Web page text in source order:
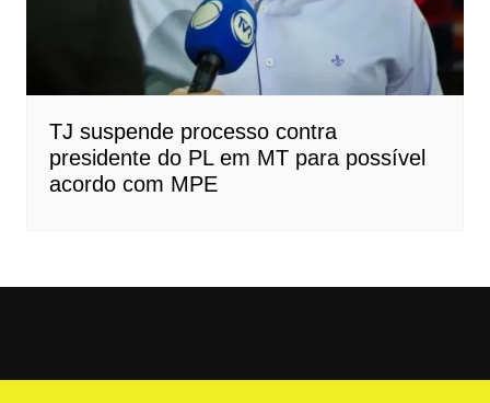
TJ suspende processo contra
presidente do PL em MT para possível
acordo com MPE